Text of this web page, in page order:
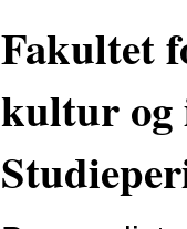
Fakultet
kultur